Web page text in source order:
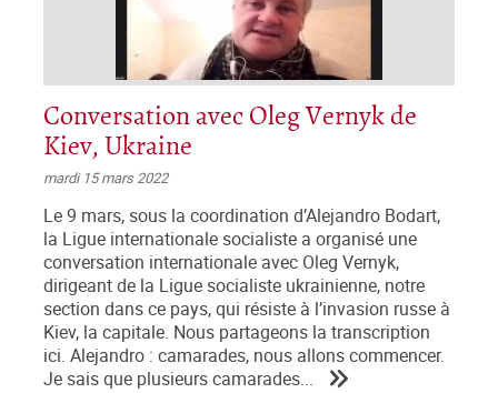
Conversation avec Oleg Vernyk de
Kiev, Ukraine
mardi 15 mars 2022
Le 9 mars, sous la coordination d’Alejandro Bodart,
la Ligue internationale socialiste a organisé une
conversation internationale avec Oleg Vernyk,
dirigeant de la Ligue socialiste ukrainienne, notre
section dans ce pays, qui résiste à l’invasion russe à
Kiev, la capitale. Nous partageons la transcription
ici. Alejandro : camarades, nous allons commencer.
Je sais que plusieurs camarades...